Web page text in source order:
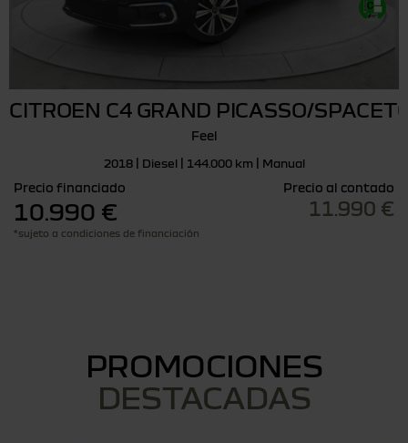
CITROEN C4 GRAND PICASSO/
Feel
2018 | Diesel | 144.000 km | Manual
Precio financiado
10.990 €
*sujeto a condiciones de financiación
Precio al contado
11.990 €
PROMOCIONES
DESTACADAS